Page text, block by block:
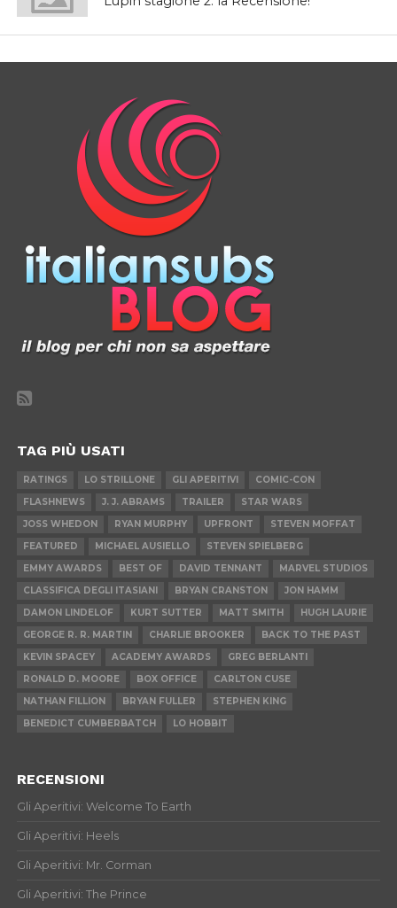
TAG PIÙ USATI
RATINGS LO STRILLONE GLI APERITIVI
COMIC-CON
FLASHNEWS
J. J. ABRAMS TRAILER
STAR WARS
JOSS WHEDON
RYAN MURPHY UPFRONT
STEVEN MOFFAT
FEATURED
MICHAEL AUSIELLO
STEVEN SPIELBERG
EMMY AWARDS
BEST OF DAVID TENNANT
MARVEL STUDIOS
CLASSIFICA DEGLI ITASIANI
BRYAN CRANSTON
JON HAMM
DAMON LINDELOF
KURT SUTTER MATT SMITH
HUGH LAURIE
GEORGE R. R. MARTIN
CHARLIE BROOKER
BACK TO THE PAST
KEVIN SPACEY
ACADEMY AWARDS
GREG BERLANTI
RONALD D. MOORE
BOX OFFICE
CARLTON CUSE
NATHAN FILLION
BRYAN FULLER
STEPHEN KING
BENEDICT CUMBERBATCH
LO HOBBIT
RECENSIONI
Gli Aperitivi: Welcome To Earth
Gli Aperitivi: Heels
Gli Aperitivi: Mr. Corman
Gli Aperitivi: The Prince